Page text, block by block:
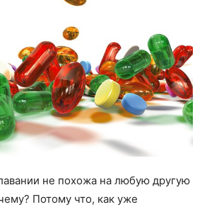
не похожа на любую другую
Потому что, как уже